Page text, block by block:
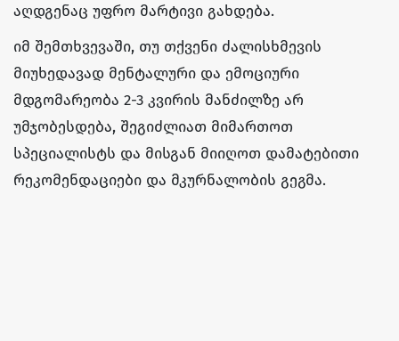
აღდგენაც უფრო მარტივი გახდება.
იმ შემთხვევაში, თუ თქვენი ძალისხმევის
მიუხედავად მენტალური და ემოციური
მდგომარეობა 2-3 კვირის მანძილზე არ
უმჯობესდება, შეგიძლიათ მიმართოთ
სპეციალისტს და მისგან მიიღოთ დამატებითი
რეკომენდაციები და მკურნალობის გეგმა.